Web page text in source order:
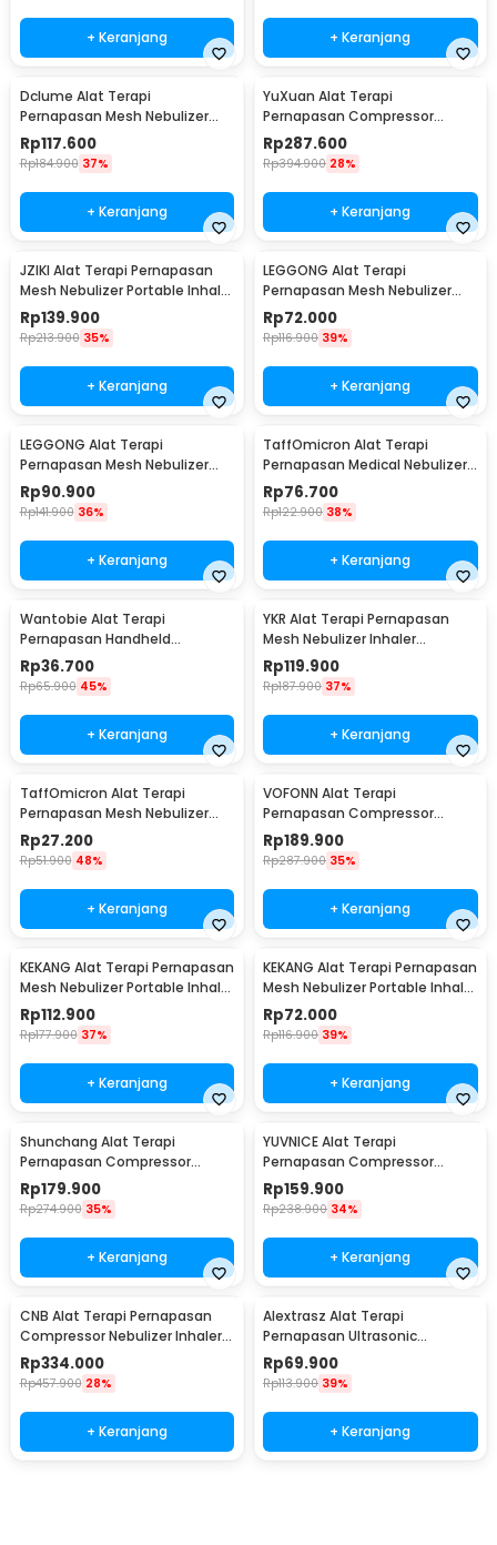
+ Keranjang + Keranjang
Dclume Alat Terapi
Pernapasan Mesh Nebulizer
Inhaler Atomizer - YM213
Rp117.600
Rp184.900 37%
+ Keranjang
YuXuan Alat Terapi
Pernapasan Compressor
Nebulizer Inhaler Atomizer -
CNB-69021
Rp287.600
Rp394.900 28%
+ Keranjang
JZIKI Alat Terapi Pernapasan
Mesh Nebulizer Portable Inhaler
Atomizer - ZK-Q3
Rp139.900
Rp213.900 35%
+ Keranjang
LEGGONG Alat Terapi
Pernapasan Mesh Nebulizer
Portable Inhaler Plug In - HSK-
W005
Rp72.000
Rp116.900 39%
+ Keranjang
LEGGONG Alat Terapi
Pernapasan Mesh Nebulizer
Portable Inhaler Rechargeable
- HSK-W005
Rp90.900
Rp141.900 36%
+ Keranjang
TaffOmicron Alat Terapi
Pernapasan Medical Nebulizer
Inhaler Atomizer - JSL-W309
Rp76.700
Rp122.900 38%
+ Keranjang
Wantobie Alat Terapi
Pernapasan Handheld
Nebulizer Inhaler Atomizer -
ZH-N3
Rp36.700
Rp65.900 45%
+ Keranjang
YKR Alat Terapi Pernapasan
Mesh Nebulizer Inhaler
Atomizer - YK-N5BA
Rp119.900
Rp187.900 37%
+ Keranjang
TaffOmicron Alat Terapi
Pernapasan Mesh Nebulizer
Inhaler Atomizer Baterai
Rechargeable - JSL-W302
Rp27.200
Rp51.900 48%
+ Keranjang
VOFONN Alat Terapi
Pernapasan Compressor
Nebulizer Inhaler Atomizer -
AXD-308
Rp189.900
Rp287.900 35%
+ Keranjang
KEKANG Alat Terapi Pernapasan
Mesh Nebulizer Portable Inhaler
Atomizer Rechargeable - KE-
N11
Rp112.900
Rp177.900 37%
+ Keranjang
KEKANG Alat Terapi Pernapasan
Mesh Nebulizer Portable Inhaler
Atomizer Plug In - KE-N11
Rp72.000
Rp116.900 39%
+ Keranjang
Shunchang Alat Terapi
Pernapasan Compressor
Nebulizer Inhaler Atomizer -
CDC500S
Rp179.900
Rp274.900 35%
+ Keranjang
YUVNICE Alat Terapi
Pernapasan Compressor
Nebulizer Inhaler Atomizer -
CDC-300S
Rp159.900
Rp238.900 34%
+ Keranjang
CNB Alat Terapi Pernapasan
Compressor Nebulizer Inhaler
Atomizer - 69025S
Rp334.000
Rp457.900 28%
+ Keranjang
Alextrasz Alat Terapi
Pernapasan Ultrasonic
Nebulizer Inhaler Atomizer -
FLK-W301
Rp69.900
Rp113.900 39%
+ Keranjang